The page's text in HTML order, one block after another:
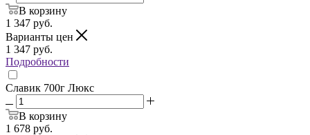
В корзину
1 347 руб.
Варианты цен
1 347 руб.
Подробности
Славик 700г Люкс
В корзину
1 678 руб.